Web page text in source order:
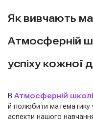
Як вивчають
Атмосферній
успіху кожної
В Атмосферній школі
й полюбити математику
аспекти нашого